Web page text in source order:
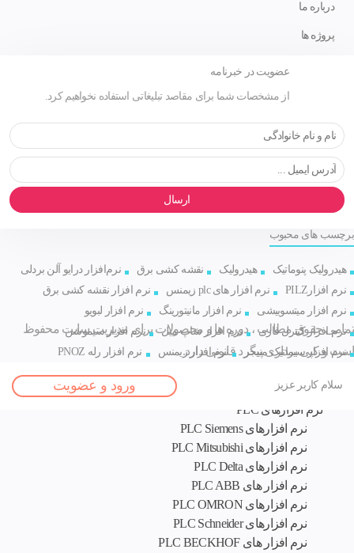
درباره ما
پروژه ها
عضویت در خبرنامه
از مشخصات شما برای مقاصد تبلیغاتی استفاده نخواهیم کرد.
ارسال
برچسب های محبوب
هیدرولیک پنوماتیک هیدرولیک نقشه کشی برق
نرم‌افزار درایو آلن بردلی
نرم افزارPILZ
نرم افزار های plc زیمنس
نرم افزار نقشه کشی برق
نرم افزار میتسوبیشی
نرم افزار مانیتورینگ
نرم افزار لبویو
نرم افزار کنترل فازی
نرم افزار شاپ میل
نرم افزار سیموشن
نرم افزار سیماتیک منیجر
نرم افزار زیمنس
نرم افزار رله PNOZ
تمامی حقوق مطالب ، دوره ها و محصولات برای مدیریت سایت محفوظ
است و کپی برداری پیگرد قانونی دارد.
سلام کاربر عزیز
ورود و عضویت
نرم افزار های تخصصی
نرم افزارهای PLC
نرم افزارهای PLC Siemens
نرم افزارهای PLC Mitsubishi
نرم‌ افزارهای PLC Delta
نرم افزار های PLC ABB
نرم افزارهای PLC OMRON
نرم افزارهای PLC Schneider
نرم افزار های PLC BECKHOF